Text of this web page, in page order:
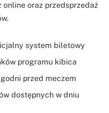
oraz przedsprzedaż
system biletowy
programu kibica
przed meczem
dostępnych w dniu